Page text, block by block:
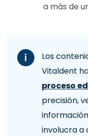
a más de
Los
Vitaldent
proceso
precisión,
involucra a